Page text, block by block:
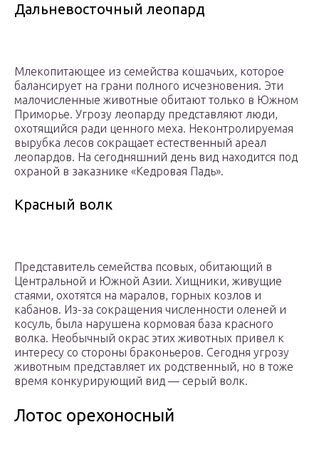
Дальневосточный леопард
Млекопитающее из семейства кошачьих, которое
балансирует на грани полного исчезновения. Эти
малочисленные животные обитают только в Южном
Приморье. Угрозу леопарду представляют люди,
охотящийся ради ценного меха. Неконтролируемая
вырубка лесов сокращает естественный ареал
леопардов. На сегодняшний день вид находится под
охраной в заказнике «Кедровая Падь».
Красный волк
Представитель семейства псовых, обитающий в
Центральной и Южной Азии. Хищники, живущие
стаями, охотятся на маралов, горных козлов и
кабанов. Из-за сокращения численности оленей и
косуль, была нарушена кормовая база красного
волка. Необычный окрас этих животных привел к
интересу со стороны браконьеров. Сегодня угрозу
животным представляет их родственный, но в тоже
время конкурирующий вид — серый волк.
Лотос орехоносный